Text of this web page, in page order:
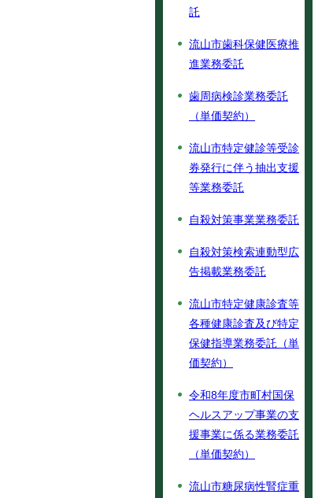
託
流山市歯科保健医療推
進業務委託
歯周病検診業務委託
（単価契約）
流山市特定健診等受診
券発行に伴う抽出支援
等業務委託
自殺対策事業業務委託
自殺対策検索連動型広
告掲載業務委託
流山市特定健康診査等
各種健康診査及び特定
保健指導業務委託（単
価契約）
令和8年度市町村国保
ヘルスアップ事業の支
援事業に係る業務委託
（単価契約）
流山市糖尿病性腎症重